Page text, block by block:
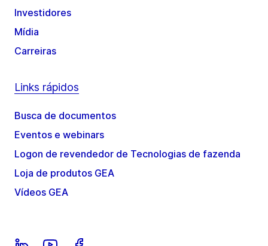
Investidores
Mídia
Carreiras
Links rápidos
Busca de documentos
Eventos e webinars
Logon de revendedor de Tecnologias de fazenda
Loja de produtos GEA
Vídeos GEA